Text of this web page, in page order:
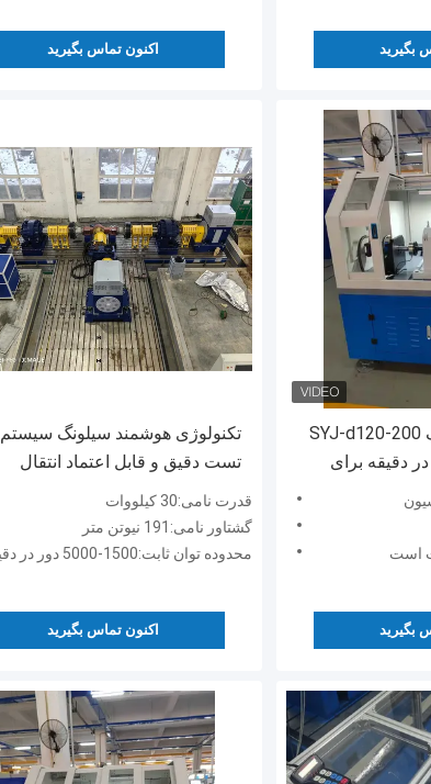
اکنون تماس بگیرید بگیرید
تکنولوژی هوشمند سیلونگ سیستم
تست دقیق و قابل اعتماد انتقال
قدرت نامی:30 کیلووات
گشتاور نامی:191 نیوتن متر
محدوده توان ثابت:1500-5000 دور در دقیقه
اکنون تماس بگیرید
دستگاه تست بلبرینگ SYJ-d120-200
2000 دور در دقیقه برای
با قطر داخلی
است
بگیرید